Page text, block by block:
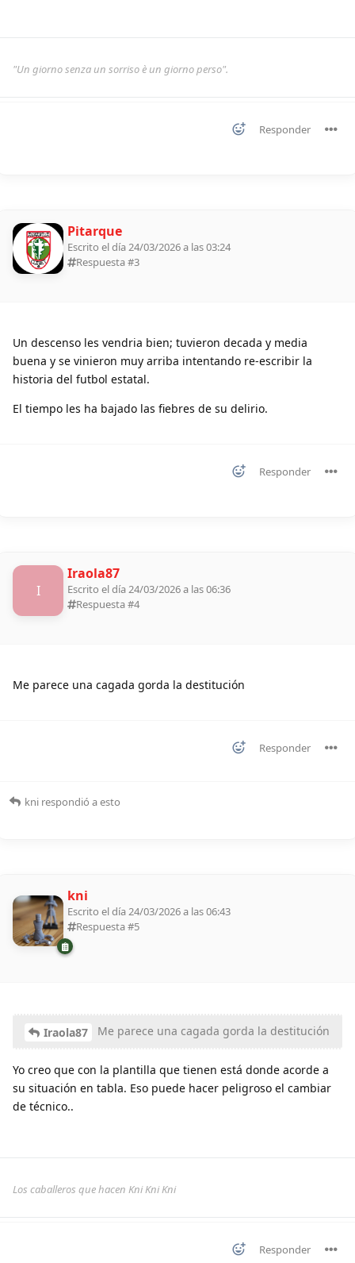
"Un giorno senza un sorriso è un giorno perso".
Responder
Pitarque
Escrito el día 24/03/2026 a las 03:24
Respuesta #3
Un descenso les vendria bien; tuvieron decada y media
buena y se vinieron muy arriba intentando re-escribir la
historia del futbol estatal.
El tiempo les ha bajado las fiebres de su delirio.
Responder
I
Iraola87
Escrito el día 24/03/2026 a las 06:36
Respuesta #4
Me parece una cagada gorda la destitución
Responder
kni respondió a esto
kni
Escrito el día 24/03/2026 a las 06:43
Respuesta #5
Iraola87 Me parece una cagada gorda la destitución
Yo creo que con la plantilla que tienen está donde acorde a
su situación en tabla. Eso puede hacer peligroso el cambiar
de técnico..
Los caballeros que hacen Kni Kni Kni
Responder